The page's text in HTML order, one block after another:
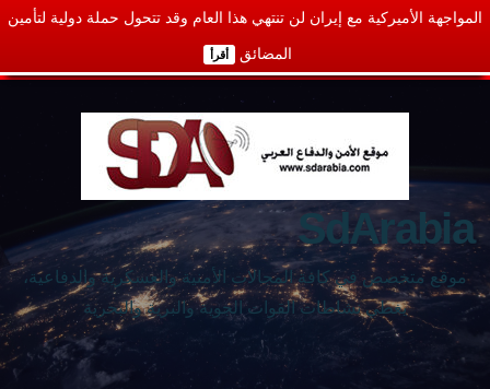
المواجهة الأميركية مع إيران لن تنتهي هذا العام وقد تتحول حملة دولية لتأمين
المضائق أقرأ
SdArabia
موقع متخصص في كافة المجالات الأمنية والعسكرية والدفاعية،
يغطي نشاطات القوات الجوية والبرية والبحرية